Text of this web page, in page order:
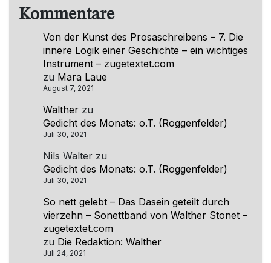
Kommentare
Von der Kunst des Prosaschreibens – 7. Die
innere Logik einer Geschichte – ein wichtiges
Instrument – zugetextet.com
zu Mara Laue
August 7, 2021
Walther zu
Gedicht des Monats: o.T. (Roggenfelder)
Juli 30, 2021
Nils Walter zu
Gedicht des Monats: o.T. (Roggenfelder)
Juli 30, 2021
So nett gelebt – Das Dasein geteilt durch
vierzehn – Sonettband von Walther Stonet –
zugetextet.com
zu Die Redaktion: Walther
Juli 24, 2021